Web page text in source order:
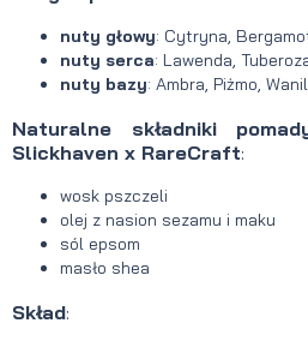
nuty głowy: Cytryna,
nuty serca: Lawenda,
nuty bazy: Ambra, Piżmo,
Naturalne składniki
Slickhaven x RareCraft:
wosk pszczeli
olej z nasion sezamu i maku
sól epsom
masło shea
Skład: